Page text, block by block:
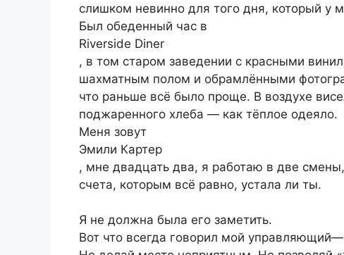
слишком невинно для того дня, который у
Был обеденный час в
Riverside Diner
, в том старом заведении с красными
шахматным полом и обрамлёнными
что раньше всё было проще. В воздухе
поджаренного хлеба — как тёплое одеяло.
Меня зовут
Эмили Картер
, мне двадцать два, я работаю в две
счета, которым всё равно, устала ли ты.
Я не должна была его заметить.
Вот что всегда говорил мой управляющий—